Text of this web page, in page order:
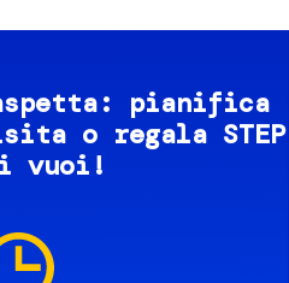
pianifica
o regala STEP
vuoi!